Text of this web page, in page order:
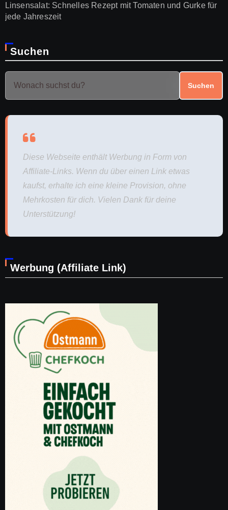
Linsensalat: Schnelles Rezept mit Tomaten und Gurke für
jede Jahreszeit
Suchen
Suchen
Diese Webseite enthält Werbung in Form von
Affiliate-Links. Wenn du über einen Link etwas
kaufst, erhalte ich eine kleine Provision, ohne
Mehrkosten für dich. Vielen Dank für deine
Unterstützung!
Werbung (Affiliate Link)